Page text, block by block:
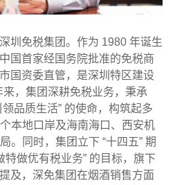
圳免税集团。作为 1980 年诞生
国首家经国务院批准的免税商
国资委直管，是深圳特区建设
，集团深耕免税业务，秉承
品质生活” 的使命，构筑起多
本地口岸及海南海口、西安机
。同时，集团立下 “十四五” 期
特做优有税业务” 的目标，旗下
及，深免集团在烟酒销售方面